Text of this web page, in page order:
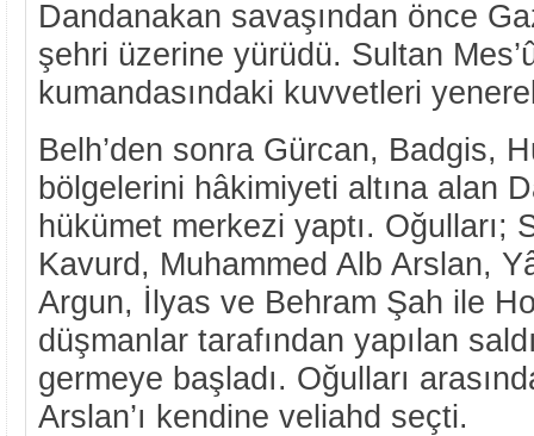
Dandanakan savaşından önce
şehri üzerine yürüdü. Sultan
kumandasındaki kuvvetleri
Belh’den sonra Gürcan, Badgis,
bölgelerini hâkimiyeti altına alan
hükümet merkezi yaptı. Oğulları;
Kavurd, Muhammed Alb Arslan,
Argun, İlyas ve Behram Şah ile
düşmanlar tarafından yapılan
germeye başladı. Oğulları
Arslan’ı kendine veliahd seçti.